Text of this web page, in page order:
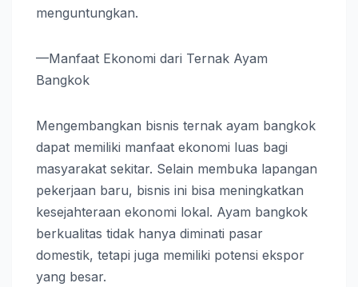
menguntungkan.
—Manfaat Ekonomi dari Ternak Ayam
Bangkok
Mengembangkan bisnis ternak ayam bangkok
dapat memiliki manfaat ekonomi luas bagi
masyarakat sekitar. Selain membuka lapangan
pekerjaan baru, bisnis ini bisa meningkatkan
kesejahteraan ekonomi lokal. Ayam bangkok
berkualitas tidak hanya diminati pasar
domestik, tetapi juga memiliki potensi ekspor
yang besar.